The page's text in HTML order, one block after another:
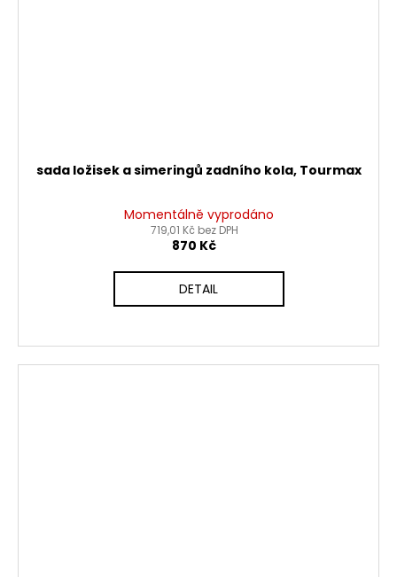
sada ložisek a simeringů zadního kola, Tourmax
Momentálně vyprodáno
719,01 Kč bez DPH
870 Kč
DETAIL